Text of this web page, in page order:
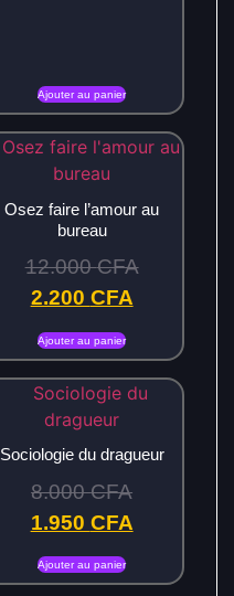
Ajouter au panier
Osez faire l’amour au
bureau
12.000CFA
2.200 CFA
Ajouter au panier
Sociologie du dragueur
8.000CFA
1.950 CFA
Ajouter au panier